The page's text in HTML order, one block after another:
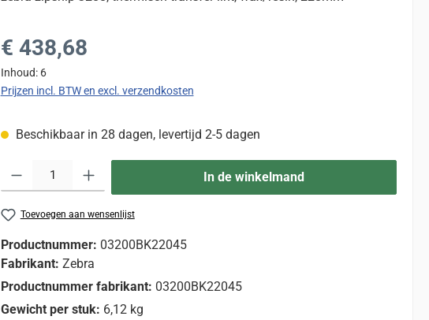
Normale prijs:
€ 438,68
Inhoud: 6
Prijzen incl. BTW en excl. verzendkosten
Beschikbaar in 28 dagen, levertijd 2-5 dagen
Producthoeveelheid: Voer de gewenste hoeveelheid in of gebruik de knoppen om de
In de winkelmand
Toevoegen aan wensenlijst
Productnummer: 03200BK22045
Fabrikant: Zebra
Productnummer fabrikant: 03200BK22045
Gewicht per stuk: 6,12 kg